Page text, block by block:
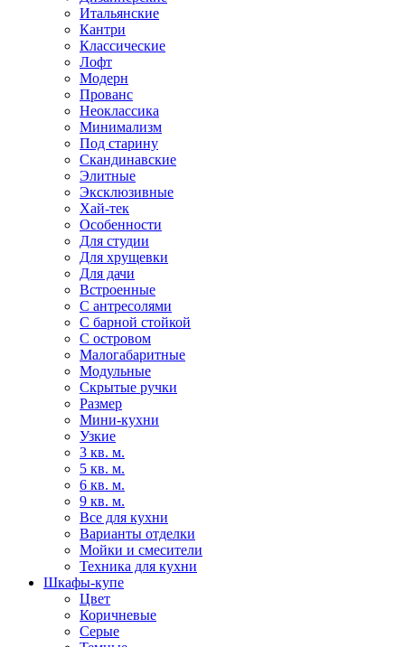
Итальянские
Кантри
Классические
Лофт
Модерн
Прованс
Неоклассика
Минимализм
Под старину
Скандинавские
Элитные
Эксклюзивные
Хай-тек
Особенности
Для студии
Для хрущевки
Для дачи
Встроенные
С антресолями
С барной стойкой
С островом
Малогабаритные
Модульные
Скрытые ручки
Размер
Мини-кухни
Узкие
3 кв. м.
5 кв. м.
6 кв. м.
9 кв. м.
Все для кухни
Варианты отделки
Мойки и смесители
Техника для кухни
Шкафы-купе
Цвет
Коричневые
Серые